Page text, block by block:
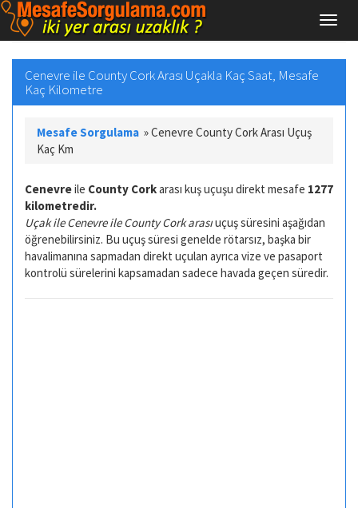
Cenevre ile County Cork Arası Uçakla Kaç Saat, Mesafe
Kaç Kilometre
Mesafe Sorgulama »Cenevre County Cork Arası Uçuş
Kaç Km
Cenevreile County Corkarası kuş uçuşu direkt mesafe 1277
kilometredir.
Uçak ile Cenevre ile County Cork arasıuçuş süresini aşağıdan
öğrenebilirsiniz. Bu uçuş süresi genelde rötarsız, başka bir
havalimanına sapmadan direkt uçulan ayrıca vize ve pasaport
kontrolü sürelerini kapsamadan sadece havada geçen süredir.